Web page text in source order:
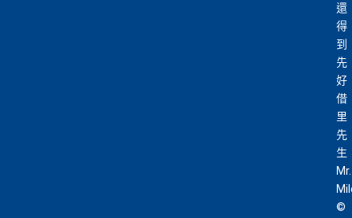
還
得
到
先
好
借
里
先
生
Mr.
©